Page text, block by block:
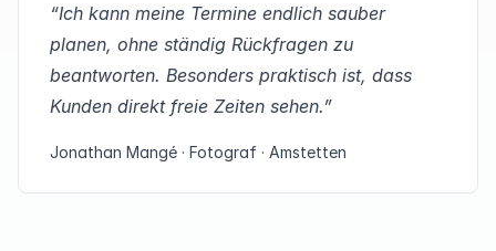
“Ich kann meine Termine endlich sauber
planen, ohne ständig Rückfragen zu
beantworten. Besonders praktisch ist, dass
Kunden direkt freie Zeiten sehen.”
Jonathan Mangé · Fotograf · Amstetten